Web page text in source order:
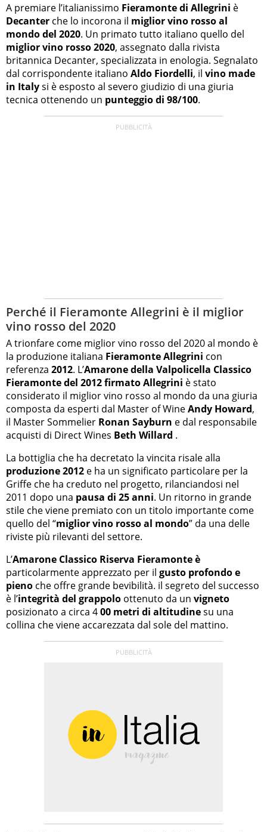
A premiare l’italianissimo Fieramonte di Allegrini è
Decanter che lo incorona il miglior vino rosso al
mondo del 2020. Un primato tutto italiano quello del
miglior vino rosso 2020, assegnato dalla rivista
britannica Decanter, specializzata in enologia. Segnalato
dal corrispondente italiano Aldo Fiordelli, il vino made
in Italysi è esposto al severo giudizio di una giuria
tecnica ottenendo un punteggio di 98/100.
Perché il Fieramonte Allegrini è il miglior
vino rosso del 2020
A trionfare come miglior vino rosso del 2020 al mondo è
la produzione italiana Fieramonte Allegrini con
referenza 2012. L’Amarone della Valpolicella Classico
Fieramonte del 2012 firmato Allegrini è stato
considerato il miglior vino rosso al mondo da una giuria
composta da esperti dal Master of WineAndy Howard,
il Master Sommelier Ronan Sayburn e dal responsabile
acquisti di Direct Wines Beth Willard .
La bottiglia che ha decretato la vincita risale alla
produzione 2012 e ha un significato particolare per la
Griffe che ha creduto nel progetto, rilanciandosi nel
2011 dopo una pausa di 25 anni. Un ritorno in grande
stile che viene premiato con un titolo importante come
quello del “miglior vino rosso al mondo” da una delle
riviste più rilevanti del settore.
L’Amarone Classico Riserva Fieramonte è
particolarmente apprezzato per il gusto profondo e
pieno che offre grande bevibilità. il segreto del successo
è l’integrità del grappolo ottenuto da un vigneto
posizionato a circa 400 metri di altitudinesu una
collina che viene accarezzata dal sole del mattino.